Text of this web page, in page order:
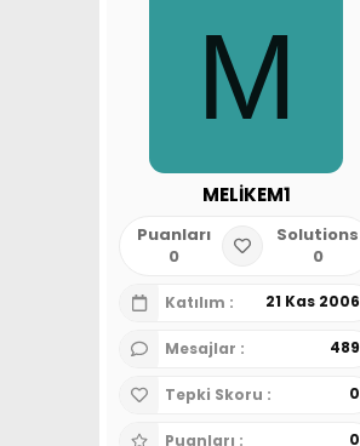
M
MELİKEM1
Puanları
0
Solutions
0
Katılım 21 Kas 2006
Mesajlar 489
Tepki Skoru 0
Puanları 0